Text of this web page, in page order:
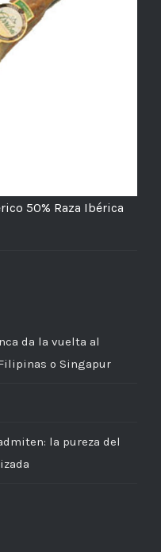
50% Raza Ibérica
da la vuelta al
Filipinas o Singapur
la pureza del